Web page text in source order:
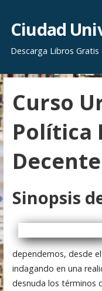
r
a
l
c
o
n
e
n
i
d
o
Ciudad
Descarga Libros Gratis
Curso
Política
Decente
Sinopsis
dependemos, desde
indagando en una
desnuda los términos